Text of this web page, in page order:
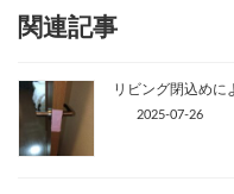
関連記事
リビング閉込めに
2025-07-26